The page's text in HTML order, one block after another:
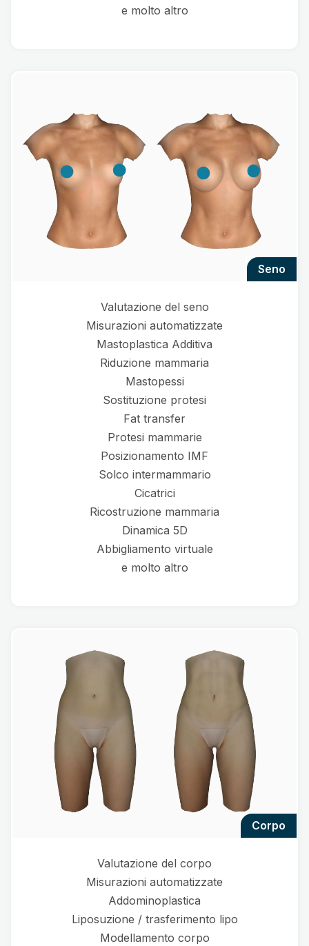
e molto altro
seno
Valutazione del seno
Misurazioni automatizzate
Mastoplastica Additiva
Riduzione mammaria
Mastopessi
Sostituzione protesi
Fat transfer
Protesi mammarie
Posizionamento IMF
Solco intermammario
Cicatrici
Ricostruzione mammaria
Dinamica 5D
Abbigliamento virtuale
e molto altro
corpo
Valutazione del corpo
Misurazioni automatizzate
Addominoplastica
Liposuzione / trasferimento lipo
Modellamento corpo